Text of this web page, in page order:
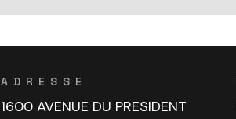
ADRESSE
1600 AVENUE DU PRESIDENT